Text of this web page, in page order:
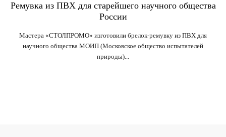
Ремувка из ПВХ для старейшего научного общества
России
Мастера «СТОЛПРОМО» изготовили брелок-ремувку из ПВХ для
научного общества МОИП (Московское общество испытателей
природы)...